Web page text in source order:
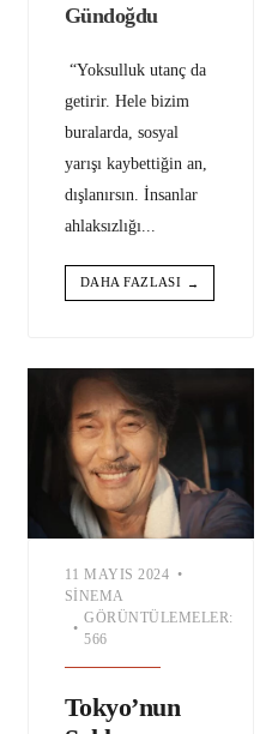
Gündoğdu
“Yoksulluk utanç da
getirir. Hele bizim
buralarda, sosyal
yarışı kaybettiğin an,
dışlanırsın. İnsanlar
ahlaksızlığı...
DAHA FAZLASI →
11 MAYIS 2024 •
SINEMA
•
GÖRÜNTÜLEMELER:
566
Tokyo’nun